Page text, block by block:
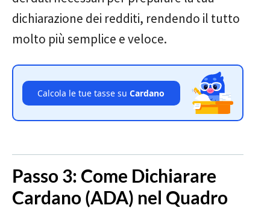
dichiarazione dei redditi, rendendo il tutto
molto più semplice e veloce.
Calcola le tue tasse suCardano
Passo 3: Come Dichiarare
Cardano (ADA) nel Quadro